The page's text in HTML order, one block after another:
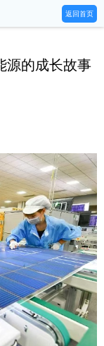
返回首页
的成长故事